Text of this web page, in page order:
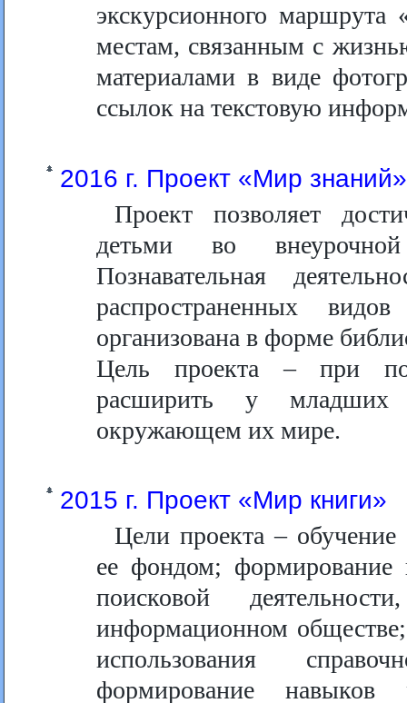
экскурсионного
местам, связанным с
материалами в виде
ссылок на текстовую
2016 г. Проект «Мир знаний»
Проект позволяет
детьми во внеурочной
Познавательная
распространенных
организована в форме
Цель проекта – при
расширить у младших
окружающем их мире.
2015 г. Проект «Мир книги»
Цели проекта – обучение
ее фондом; формирование
поисковой
информационном
использования
формирование